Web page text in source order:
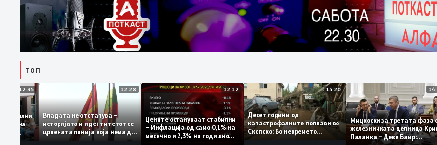
ТОП
12:35
се задоволни
на
12:28
Владата не отстапува –
историјата и идентитетот се
црвената линија која нема да
се погази
12:12
Цените остануваат стабилни
– Инфлација од само 0,1% на
месечно и 2,3% на годишно
15:20
Десет години од
катастрофалните поплави во
Скопско: Во невремето
Мицкоски за третата
железничката делница
Паланка – Деве Баир: